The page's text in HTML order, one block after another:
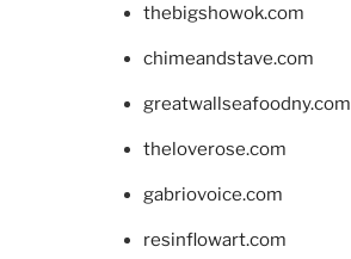
thebigshowok.com
chimeandstave.com
greatwallseafoodny.com
theloverose.com
gabriovoice.com
resinflowart.com